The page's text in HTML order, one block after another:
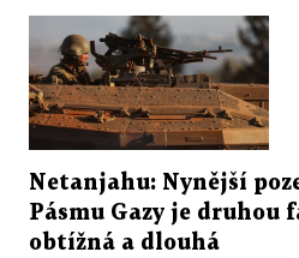
Netanjahu: Nynější
Pásmu Gazy je druhou
obtížná a dlouhá